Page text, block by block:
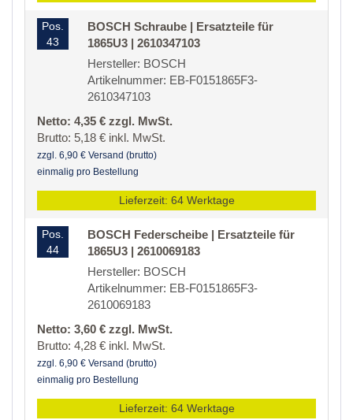
Pos.
43
BOSCH Schraube | Ersatzteile für
1865U3 | 2610347103
Hersteller: BOSCH
Artikelnummer: EB-F0151865F3-
2610347103
Netto: 4,35 € zzgl. MwSt.
Brutto: 5,18 € inkl. MwSt.
zzgl. 6,90 € Versand (brutto)
einmalig pro Bestellung
Lieferzeit: 64 Werktage
Pos.
44
BOSCH Federscheibe | Ersatzteile für
1865U3 | 2610069183
Hersteller: BOSCH
Artikelnummer: EB-F0151865F3-
2610069183
Netto: 3,60 € zzgl. MwSt.
Brutto: 4,28 € inkl. MwSt.
zzgl. 6,90 € Versand (brutto)
einmalig pro Bestellung
Lieferzeit: 64 Werktage